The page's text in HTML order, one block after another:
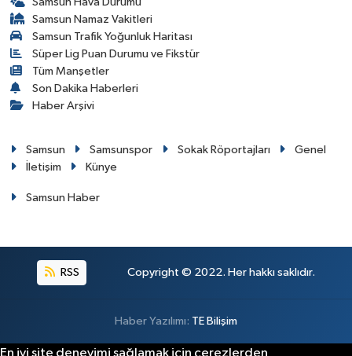
Samsun Namaz Vakitleri
Samsun Trafik Yoğunluk Haritası
Süper Lig Puan Durumu ve Fikstür
Tüm Manşetler
Son Dakika Haberleri
Haber Arşivi
Samsun Samsunspor Sokak Röportajları
Genel
İletişim
Künye
Samsun Haber
RSS Copyright © 2022. Her hakkı saklıdır.
Haber Yazılımı: TE Bilişim
En iyi site deneyimi sağlamak için çerezlerden